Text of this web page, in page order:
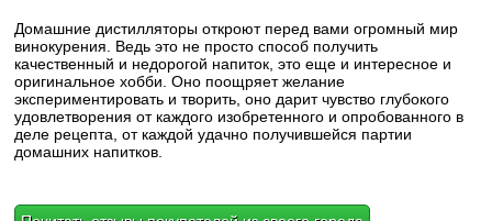
Домашние дистилляторы откроют перед вами огромный мир
винокурения. Ведь это не просто способ получить
качественный и недорогой напиток, это еще и интересное и
оригинальное хобби. Оно поощряет желание
экспериментировать и творить, оно дарит чувство глубокого
удовлетворения от каждого изобретенного и опробованного в
деле рецепта, от каждой удачно получившейся партии
домашних напитков.